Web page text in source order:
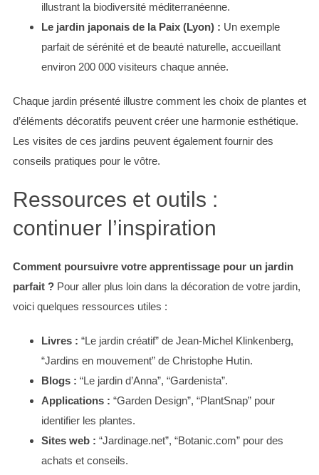
illustrant la biodiversité méditerranéenne.
Le jardin japonais de la Paix (Lyon) : Un exemple
parfait de sérénité et de beauté naturelle, accueillant
environ 200 000 visiteurs chaque année.
Chaque jardin présenté illustre comment les choix de plantes et
d’éléments décoratifs peuvent créer une harmonie esthétique.
Les visites de ces jardins peuvent également fournir des
conseils pratiques pour le vôtre.
Ressources et outils :
continuer l’inspiration
Comment poursuivre votre apprentissage pour un jardin
parfait ?Pour aller plus loin dans la décoration de votre jardin,
voici quelques ressources utiles :
Livres : “Le jardin créatif” de Jean-Michel Klinkenberg,
“Jardins en mouvement” de Christophe Hutin.
Blogs : “Le jardin d’Anna”, “Gardenista”.
Applications : “Garden Design”, “PlantSnap” pour
identifier les plantes.
Sites web : “Jardinage.net”, “Botanic.com” pour des
achats et conseils.